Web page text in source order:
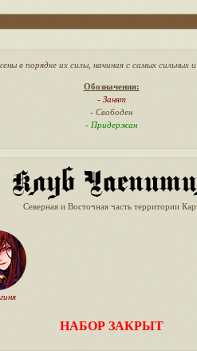
в порядке их силы, начиная с самых сильных
Обозначения:
- Занят
- Свободен
- Придержан
Северная и Восточная часть территории
НАБОР ЗАКРЫТ